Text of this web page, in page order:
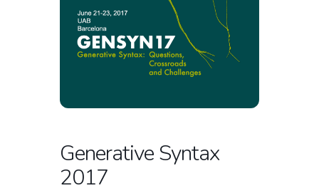
Generative Syntax
2017